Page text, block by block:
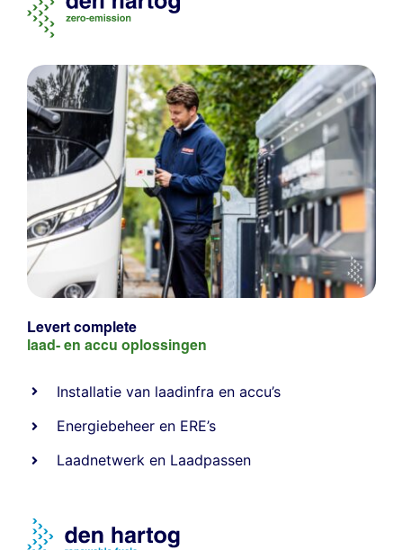
Levert complete
laad- en accu oplossingen
Installatie van laadinfra en accu’s
Energiebeheer en ERE’s
Laadnetwerk en Laadpassen